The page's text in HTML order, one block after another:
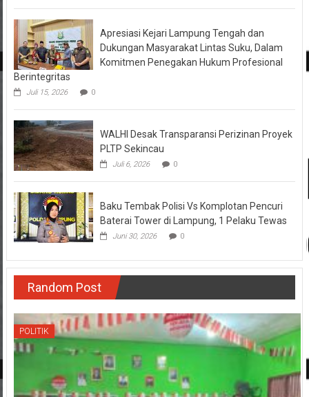
Apresiasi Kejari Lampung Tengah dan
Dukungan Masyarakat Lintas Suku, Dalam
Komitmen Penegakan Hukum Profesional
Berintegritas
Juli 15, 2026 0
WALHI Desak Transparansi Perizinan Proyek
PLTP Sekincau
Juli 6, 2026 0
Baku Tembak Polisi Vs Komplotan Pencuri
Baterai Tower di Lampung, 1 Pelaku Tewas
Juni 30, 2026 0
Random Post
POLITIK